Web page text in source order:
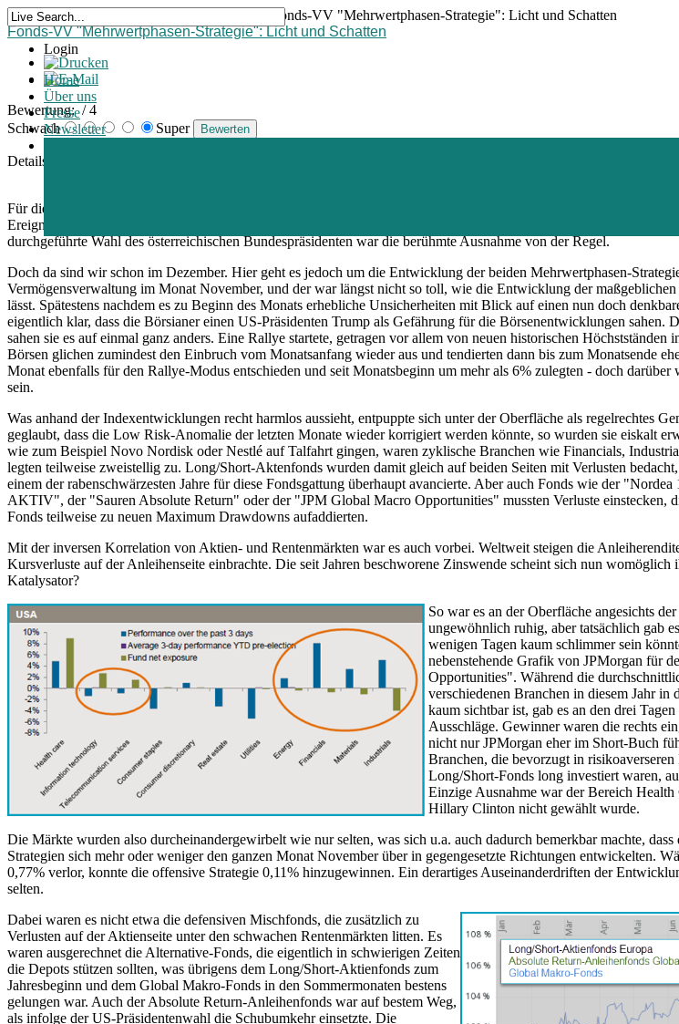
Login
Home
Über uns
Presse
Newsletter
Home > Blogs >
Fonds-VV "Mehrwertphasen-Strategie": Licht und Schatten
Fonds-VV "Mehrwertphasen-Strategie": Licht und Schatten
Bewertung:/ 4
Schwach
Super
Details
Für die Kollegen von Greiff ist es der Spruch des Jahres und dem können wir uns nur anschließen: "Die
Ereignisses steigt umgekehrt proportional zu seiner Erwünschtheit". Egal ob Brexit, US-Präsidentenwahl oder
durchgeführte Wahl des österreichischen Bundespräsidenten war die berühmte Ausnahme von der Regel.
Doch da sind wir schon im Dezember. Hier geht es jedoch um die Entwicklung der beiden Mehrwertphasen-
Vermögensverwaltung im Monat November, und der war längst nicht so toll, wie die Entwicklung der
lässt. Spätestens nachdem es zu Beginn des Monats erhebliche Unsicherheiten mit Blick auf einen nun doch
eigentlich klar, dass die Börsianer einen US-Präsidenten Trump als Gefährung für die Börsenentwicklungen sahen.
sahen sie es auf einmal ganz anders. Eine Rallye startete, getragen vor allem von neuen historischen Höchstständen
Börsen glichen zumindest den Einbruch vom Monatsanfang wieder aus und tendierten dann bis zum Monatsende
Monat ebenfalls für den Rallye-Modus entschieden und seit Monatsbeginn um mehr als 6% zulegten - doch
sein.
Was anhand der Indexentwicklungen recht harmlos aussieht, entpuppte sich unter der Oberfläche als regelrechtes
geglaubt, dass die Low Risk-Anomalie der letzten Monate wieder korrigiert werden könnte, so wurden sie eiskalt
wie zum Beispiel Novo Nordisk oder Nestlé auf Talfahrt gingen, waren zyklische Branchen wie Financials,
legten teilweise zweistellig zu. Long/Short-Aktenfonds wurden damit gleich auf beiden Seiten mit Verlusten
einem der rabenschwärzesten Jahre für diese Fondsgattung überhaupt avancierte. Aber auch Fonds wie der
AKTIV", der "Sauren Absolute Return" oder der "JPM Global Macro Opportunities" mussten Verluste einstecken,
Fonds teilweise zu neuen Maximum Drawdowns aufaddierten.
Mit der inversen Korrelation von Aktien- und Rentenmärkten war es auch vorbei. Weltweit steigen die
Kursverluste auf der Anleihenseite einbrachte. Die seit Jahren beschworene Zinswende scheint sich nun womöglich
Katalysator?
So war es an der Oberfläche angesichts
ungewöhnlich ruhig, aber tatsächlich gab
wenigen Tagen kaum schlimmer sein
nebenstehende Grafik von JPMorgan für
Opportunities". Während die
verschiedenen Branchen in diesem Jahr in
kaum sichtbar ist, gab es an den drei
Ausschläge. Gewinner waren die rechts
nicht nur JPMorgan eher im Short-Buch
Branchen, die bevorzugt in
Long/Short-Fonds long investiert waren,
Einzige Ausnahme war der Bereich
Hillary Clinton nicht gewählt wurde.
Die Märkte wurden also durcheinandergewirbelt wie nur selten, was sich u.a. auch dadurch bemerkbar machte,
Strategien sich mehr oder weniger den ganzen Monat November über in gegengesetzte Richtungen entwickelten.
0,77% verlor, konnte die offensive Strategie 0,11% hinzugewinnen. Ein derartiges Auseinanderdriften der
selten.
Dabei waren es nicht etwa die defensiven Mischfonds, die zusätzlich zu
Verlusten auf der Aktienseite unter den schwachen Rentenmärkten litten. Es
waren ausgerechnet die Alternative-Fonds, die eigentlich in schwierigen Zeiten
die Depots stützen sollten, was übrigens dem Long/Short-Aktienfonds zum
Jahresbeginn und dem Global Makro-Fonds in den Sommermonaten bestens
gelungen war. Auch der Absolute Return-Anleihenfonds war auf bestem Weg,
als infolge der US-Präsidentenwahl die Schubumkehr einsetzte. Die